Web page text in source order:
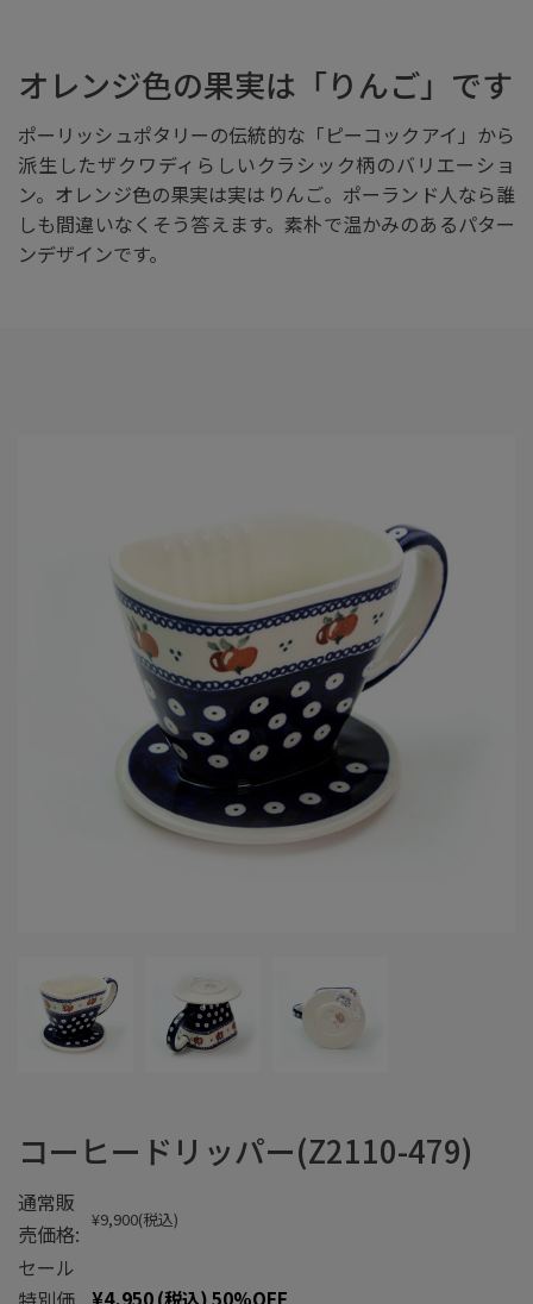
オレンジ色の果実は「りんご」です
ポーリッシュポタリーの伝統的な「ピーコックアイ」から
派生したザクワディらしいクラシック柄のバリエーショ
ン。オレンジ色の果実は実はりんご。ポーランド人なら誰
しも間違いなくそう答えます。素朴で温かみのあるパター
ンデザインです。
コーヒードリッパー(Z2110-479)
通常販
売価格:
¥9,900(税込)
セール
¥4,950(税込)50%OFF